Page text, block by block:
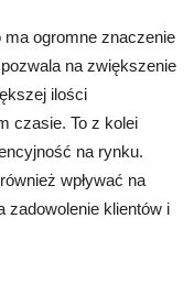
ogromne znaczenie
na zwiększenie
ilości
czasie. To z kolei
na rynku.
wpływać na
zadowolenie klientów i